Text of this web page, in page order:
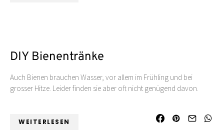
DIY Bienentränke
Auch Bienen brauchen Wasser, vor allem im Frühling und bei
grosser Hitze. Leider finden sie aber oft nicht genügend davon.
WEITERLESEN